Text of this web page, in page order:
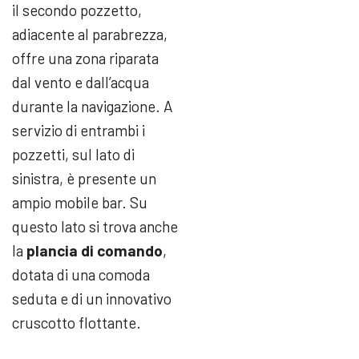
il secondo pozzetto,
adiacente al parabrezza,
offre una zona riparata
dal vento e dall’acqua
durante la navigazione. A
servizio di entrambi i
pozzetti, sul lato di
sinistra, è presente un
ampio mobile bar. Su
questo lato si trova anche
la plancia di comando,
dotata di una comoda
seduta e di un innovativo
cruscotto flottante.